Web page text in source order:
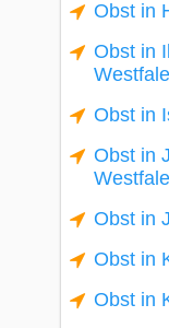
Obst in
Obst in
Obst in
Obst in
Obst in
Obst in
Obst in